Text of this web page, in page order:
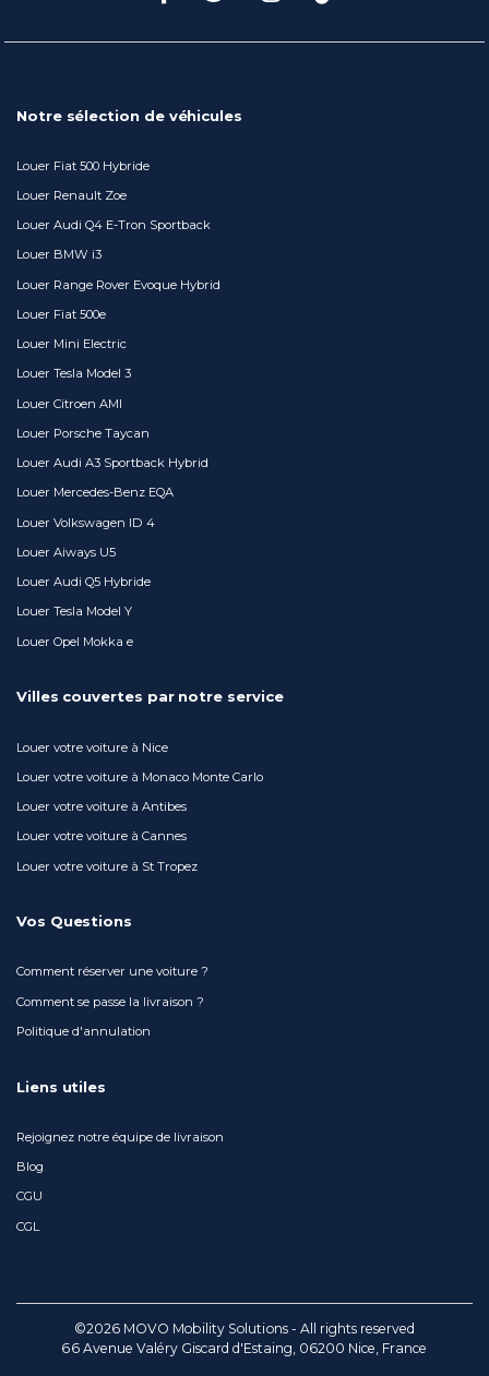
Notre sélection de véhicules
Louer Fiat 500 Hybride
Louer Renault Zoe
Louer Audi Q4 E-Tron Sportback
Louer BMW i3
Louer Range Rover Evoque Hybrid
Louer Fiat 500e
Louer Mini Electric
Louer Tesla Model 3
Louer Citroen AMI
Louer Porsche Taycan
Louer Audi A3 Sportback Hybrid
Louer Mercedes-Benz EQA
Louer Volkswagen ID 4
Louer Aiways U5
Louer Audi Q5 Hybride
Louer Tesla Model Y
Louer Opel Mokka e
Villes couvertes par notre service
Louer votre voiture à Nice
Louer votre voiture à Monaco Monte Carlo
Louer votre voiture à Antibes
Louer votre voiture à Cannes
Louer votre voiture à St Tropez
Vos Questions
Comment réserver une voiture ?
Comment se passe la livraison ?
Politique d'annulation
Liens utiles
Rejoignez notre équipe de livraison
Blog
CGU
CGL
©2026 MOVO Mobility Solutions - All rights reserved
66 Avenue Valéry Giscard d'Estaing, 06200 Nice, France